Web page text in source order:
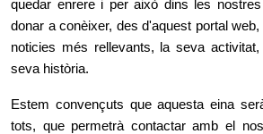
quedar enrere i per això dins les
donar a conèixer, des d'aquest portal
noticies més rellevants, la seva
seva història.
Estem convençuts que aquesta eina
tots, que permetrà contactar amb el